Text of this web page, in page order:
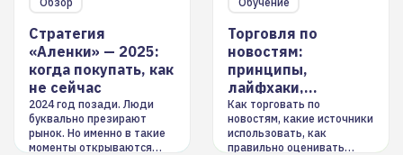
Стратегия
«Аленки» — 2025:
когда покупать, как
не сейчас
2024 год позади. Люди
буквально презирают
рынок. Но именно в такие
моменты открываются
Торговля по
новостям:
принципы,
лайфхаки,
инструменты
Как торговать по
новостям, какие источники
использовать, как
правильно оценивать